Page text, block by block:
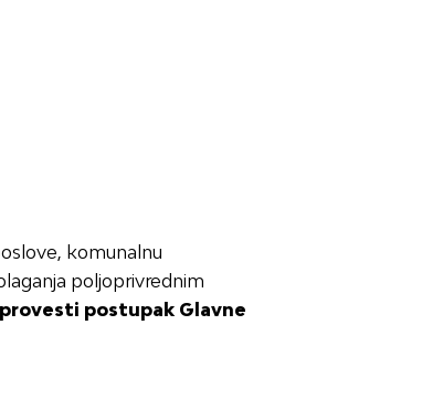
komunalnu
poljoprivrednim
postupak Glavne